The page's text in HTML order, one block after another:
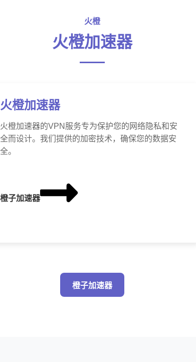
火橙
火橙加速器
火橙加速器
火橙加速器的VPN服务专为保护您的网络隐私和安
全而设计。我们提供的加密技术，确保您的数据安
全。
橙子加速器
橙子加速器